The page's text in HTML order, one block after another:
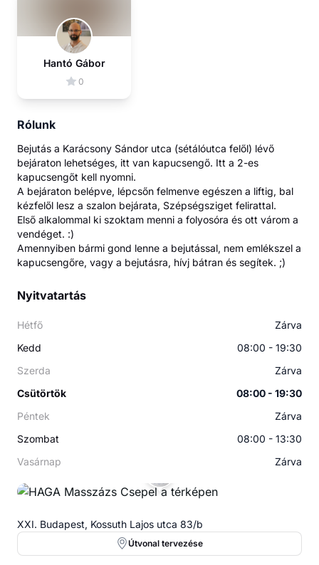
Hantó Gábor
0
Rólunk
Bejutás a Karácsony Sándor utca (sétálóutca felől) lévő
bejáraton lehetséges, itt van kapucsengő. Itt a 2-es
kapucsengőt kell nyomni.
A bejáraton belépve, lépcsőn felmenve egészen a liftig, bal
kézfelől lesz a szalon bejárata, Szépségsziget felirattal.
Első alkalommal ki szoktam menni a folyosóra és ott várom a
vendéget. :)
Amennyiben bármi gond lenne a bejutással, nem emlékszel a
kapucsengőre, vagy a bejutásra, hívj bátran és segítek. ;)
Nyitvatartás
Hétfő
Zárva
Kedd
08:00 - 19:30
Szerda
Zárva
Csütörtök
08:00 - 19:30
Péntek
Zárva
Szombat
08:00 - 13:30
Vasárnap
Zárva
XXI. Budapest, Kossuth Lajos utca 83/b
Útvonal tervezése